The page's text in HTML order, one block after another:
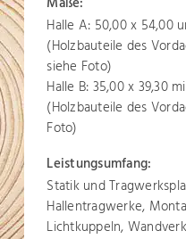
Halle A: 50,00 x 54,00
(Holzbauteile des
siehe Foto)
Halle B: 35,00 x 39,30
(Holzbauteile des
Foto)
Leistungsumfang:
Statik und
Hallentragwerke,
Lichtkuppeln,